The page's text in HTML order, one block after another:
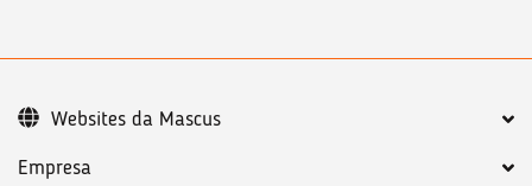
Empresa
Websites da Mascus